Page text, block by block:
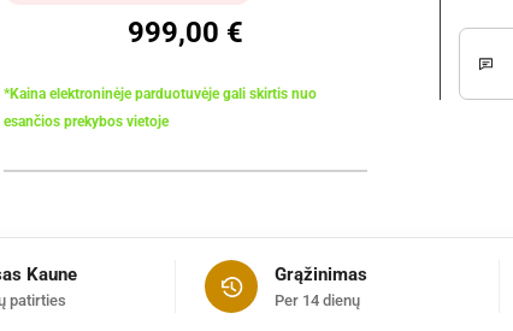
999,00 €
*Kaina elektroninėje parduotuvėje gali skirtis nuo
esančios prekybos vietoje
Kaune
patirties
Grąžinimas
Per 14 dienų